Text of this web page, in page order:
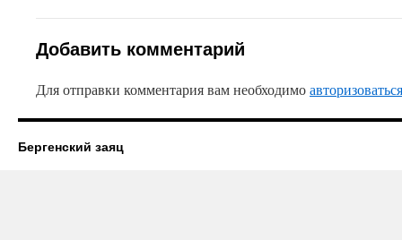
Добавить комментарий
Для отправки комментария вам необходимоавторизоваться
Бергенский заяц